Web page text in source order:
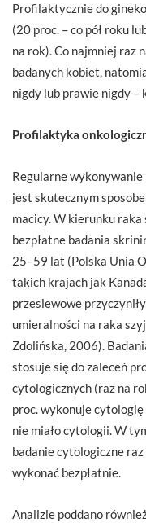
Profilaktycznie do
(20 proc. – co pół roku
na rok). Co najmniej raz
badanych kobiet,
nigdy lub prawie nigdy –
Profilaktyka
Regularne
jest skutecznym
macicy. W kierunku
bezpłatne badania
25–59 lat (Polska Unia
takich krajach jak
przesiewowe
umieralności na raka
Zdolińska, 2006).
stosuje się do zaleceń
cytologicznych (raz na
proc. wykonuje
nie miało cytologii. W
badanie cytologiczne
wykonać bezpłatnie.
Analizie poddano